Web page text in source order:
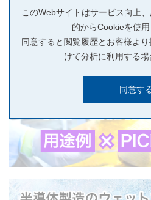
このWebサイトはサービス向上
的からCookieを使用
同意すると閲覧履歴とお客様よ
けて分析に利用する場
同意す